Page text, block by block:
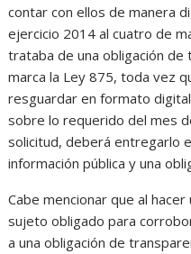
contar con ellos de manera
ejercicio 2014 al cuatro de
trataba de una obligación de
marca la Ley 875, toda vez
resguardar en formato
sobre lo requerido del mes
solicitud, deberá entregarlo
información pública y una
Cabe mencionar que al
sujeto obligado para
a una obligación de